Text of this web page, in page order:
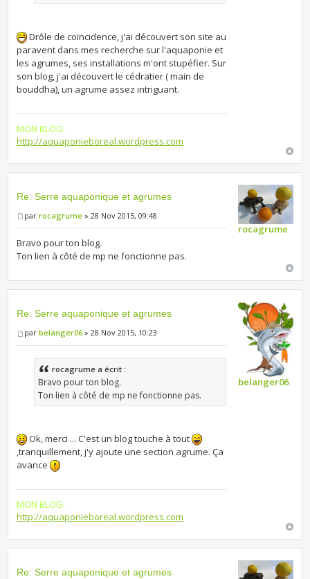
Drôle de coïncidence, j'ai découvert son site au
paravent dans mes recherche sur l'aquaponie et
les agrumes, ses installations m'ont stupéfier. Sur
son blog, j'ai découvert le cédratier ( main de
bouddha), un agrume assez intriguant.
MON BLOG:
http://aquaponieboreal.wordpress.com
Re: Serre aquaponique et agrumes
parrocagrume » 28 Nov 2015, 09:48
Bravo pour ton blog.
Ton lien à côté de mp ne fonctionne pas.
rocagrume
Re: Serre aquaponique et agrumes
parbelanger06 » 28 Nov 2015, 10:23
rocagrume a écrit :
Bravo pour ton blog.
Ton lien à côté de mp ne fonctionne pas.
Ok, merci ... C'est un blog touche à tout
,tranquillement, j'y ajoute une section agrume. Ça
avance
MON BLOG:
http://aquaponieboreal.wordpress.com
belanger06
Re: Serre aquaponique et agrumes